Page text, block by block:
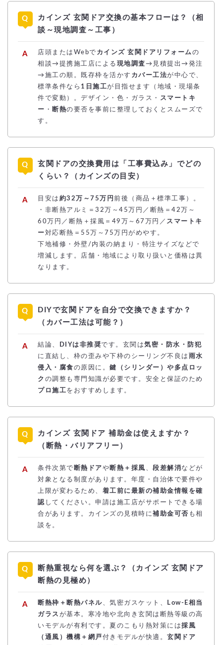
カインズ 玄関ドア交換の基本フローは？（相
談～現地調査～工事）
店頭またはWebで カインズ 玄関ドアリフォームの
相談→提携施工店による 現地調査 →見積提出→発注
→施工の順。既存枠を活かす カバー工法が中心で、
標準条件なら 1日施工が目指せます（地域・現場条
件で変動）。デザイン・色・ガラス・
スマートキ
ー ・ 断熱の要否を事前に整理しておくとスムーズで
す。
玄関ドアの交換費用は「工事費込み」でどの
くらい？（カインズの目安）
目安は 約32万～75万円 前後（商品＋標準工事）。
・非断熱アルミ＝32万～45万円／断熱＝42万～
60万円／断熱＋採風＝49万～67万円／ スマートキ
ー 対応断熱＝55万～75万円がめやす。
下地補修・外壁/内装の納まり・特注サイズなどで
増減します。店舗・地域により取り扱いと価格は異
なります。
DIYで玄関ドアを自分で交換できますか？
（カバー工法は可能？）
結論、 DIYは非推奨です。玄関は気密・防水・防犯
に直結し、枠の歪みや下枠のシーリング不良は 雨水
侵入・腐食の原因に。 鍵（シリンダー）や多点ロッ
ク の調整も専門知識が必要です。安全と保証のため
プロ施工をおすすめします。
カインズ 玄関ドア 補助金は使えますか？
（断熱・バリアフリー）
条件次第で 断熱ドアや 断熱＋採風 、 段差解消などが
対象となる制度があります。年度・自治体で要件や
上限が変わるため、 着工前に最新の補助金情報を確
認 してください。申請は施工店がサポートできる場
合があります。カインズの見積時に補助金可否 も相
談を。
断熱重視なら何を選ぶ？（カインズ 玄関ドア
断熱の見極め）
断熱枠＋断熱パネル、気密ガスケット、
Low-E相当
ガラス が基本。寒冷地や北向き玄関は断熱等級の高
いモデルが有利です。夏のこもり熱対策には採風
（通風）機構＋網戸 付きモデルが快適。 玄関ドア